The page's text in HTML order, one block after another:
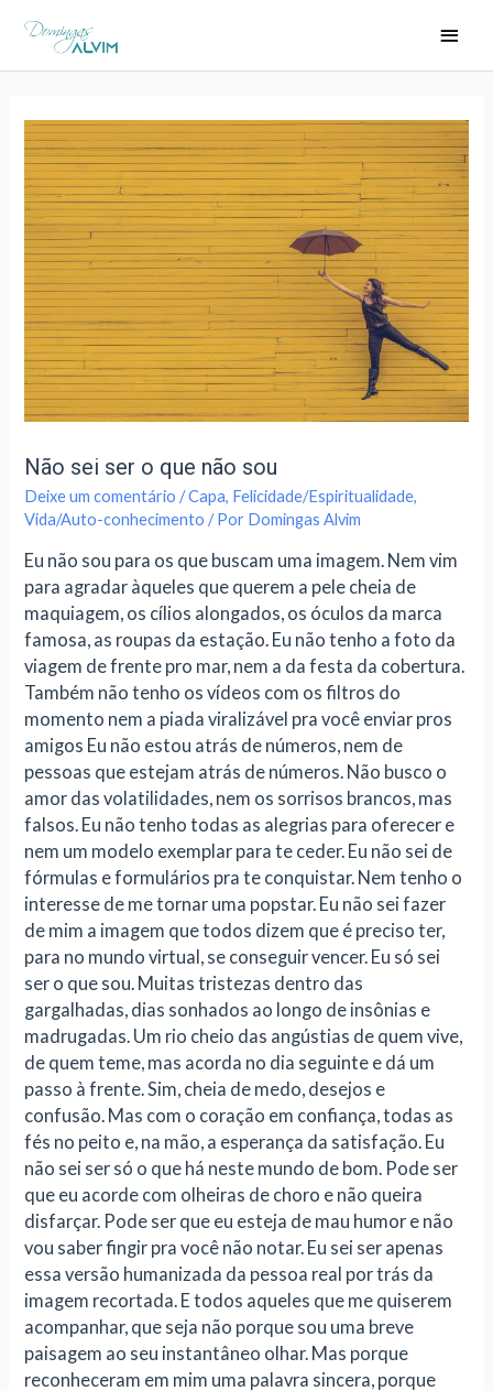
Não sei ser o que não sou
Deixe um comentário /Capa, Felicidade/Espiritualidade,
Vida/Auto-conhecimento / Por Domingas Alvim
Eu não sou para os que buscam uma imagem. Nem vim
para agradar àqueles que querem a pele cheia de
maquiagem, os cílios alongados, os óculos da marca
famosa, as roupas da estação. Eu não tenho a foto da
viagem de frente pro mar, nem a da festa da cobertura.
Também não tenho os vídeos com os filtros do
momento nem a piada viralizável pra você enviar pros
amigos Eu não estou atrás de números, nem de
pessoas que estejam atrás de números. Não busco o
amor das volatilidades, nem os sorrisos brancos, mas
falsos. Eu não tenho todas as alegrias para oferecer e
nem um modelo exemplar para te ceder. Eu não sei de
fórmulas e formulários pra te conquistar. Nem tenho o
interesse de me tornar uma popstar. Eu não sei fazer
de mim a imagem que todos dizem que é preciso ter,
para no mundo virtual, se conseguir vencer. Eu só sei
ser o que sou. Muitas tristezas dentro das
gargalhadas, dias sonhados ao longo de insônias e
madrugadas. Um rio cheio das angústias de quem vive,
de quem teme, mas acorda no dia seguinte e dá um
passo à frente. Sim, cheia de medo, desejos e
confusão. Mas com o coração em confiança, todas as
fés no peito e, na mão, a esperança da satisfação. Eu
não sei ser só o que há neste mundo de bom. Pode ser
que eu acorde com olheiras de choro e não queira
disfarçar. Pode ser que eu esteja de mau humor e não
vou saber fingir pra você não notar. Eu sei ser apenas
essa versão humanizada da pessoa real por trás da
imagem recortada. E todos aqueles que me quiserem
acompanhar, que seja não porque sou uma breve
paisagem ao seu instantâneo olhar. Mas porque
reconheceram em mim uma palavra sincera, porque